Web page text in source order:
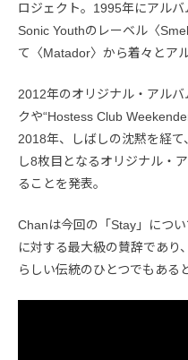
ロジェクト。1995年にアル
Sonic Youthのレーベル〈
て〈Matador〉から着々とア
2012年のオリジナル・アル
クや“Hostess Club
2018年、しばしの沈黙を経
し8枚目となるオリジナル・
ることを発表。
Chanは今回の「Stay」につ
に対する最大級の賛辞であり
らしい伝統のひとつでもある